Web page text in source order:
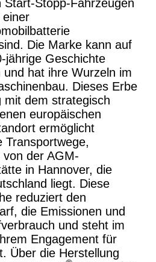
Start-Stopp-Fahrzeugen
einer
Die Marke kann auf
jährige Geschichte
und hat ihre Wurzeln im
Dieses Erbe
mit dem strategisch
europäischen
ermöglicht
Transportwege,
von der AGM-
in Hannover, die
liegt. Diese
reduziert den
die Emissionen und
und steht im
Engagement für
Über die Herstellung